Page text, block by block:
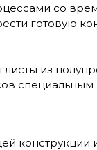
со
готовую
из